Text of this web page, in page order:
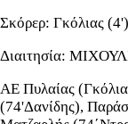
Σκόρερ: Γκόλιας
Διαιτησία:
ΑΕ Πυλαίας
(74'Δανίδης),